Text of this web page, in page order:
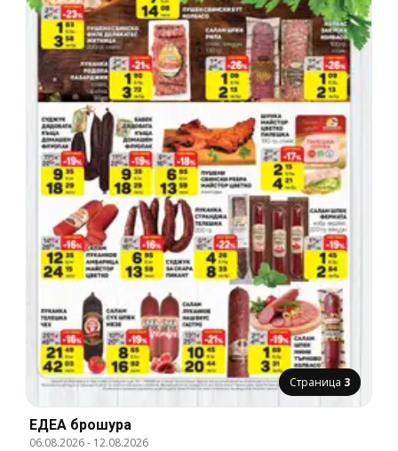
Страница 3
ЕДЕА брошура
06.08.2026- 12.08.2026